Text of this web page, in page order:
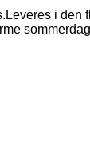
i den